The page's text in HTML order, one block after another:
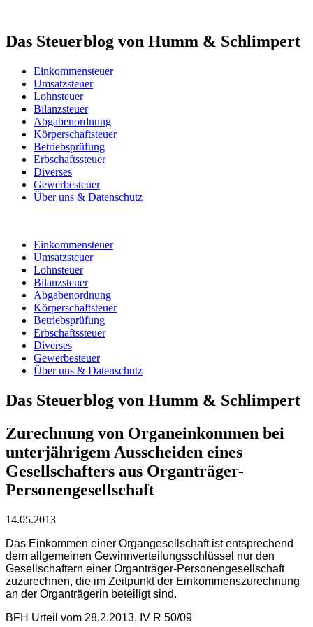
Das Steuerblog von Humm & Schlimpert
Einkommensteuer
Umsatzsteuer
Lohnsteuer
Bilanzsteuer
Abgabenordnung
Körperschaftsteuer
Betriebsprüfung
Erbschaftssteuer
Diverses
Gewerbesteuer
Über uns & Datenschutz
Einkommensteuer
Umsatzsteuer
Lohnsteuer
Bilanzsteuer
Abgabenordnung
Körperschaftsteuer
Betriebsprüfung
Erbschaftssteuer
Diverses
Gewerbesteuer
Über uns & Datenschutz
Das Steuerblog von Humm & Schlimpert
Zurechnung von Organeinkommen bei
unterjährigem Ausscheiden eines
Gesellschafters aus Organträger-
Personengesellschaft
14.05.2013
Das Einkommen einer Organgesellschaft ist entsprechend
dem allgemeinen Gewinnverteilungsschlüssel nur den
Gesellschaftern einer Organträger-Personengesellschaft
zuzurechnen, die im Zeitpunkt der Einkommenszurechnung
an der Organträgerin beteiligt sind.
BFH Urteil vom 28.2.2013, IV R 50/09